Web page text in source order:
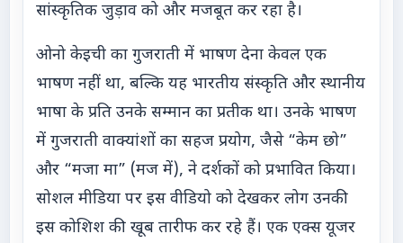
सांस्कृतिक जुड़ाव को और मजबूत कर रहा है।
ओनो केइची का गुजराती में भाषण देना केवल एक
भाषण नहीं था, बल्कि यह भारतीय संस्कृति और स्थानीय
भाषा के प्रति उनके सम्मान का प्रतीक था। उनके भाषण
में गुजराती वाक्यांशों का सहज प्रयोग, जैसे “केम छो”
और “मजा मा” (मज में), ने दर्शकों को प्रभावित किया।
सोशल मीडिया पर इस वीडियो को देखकर लोग उनकी
इस कोशिश की खूब तारीफ कर रहे हैं। एक एक्स यूजर